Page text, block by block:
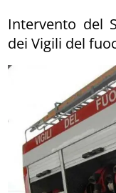
Intervento del
dei Vigili del